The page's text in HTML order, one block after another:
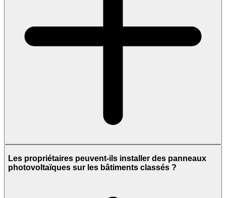
Les propriétaires peuvent-ils installer des panneaux
photovoltaïques sur les bâtiments classés ?